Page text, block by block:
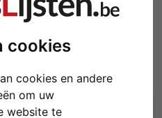
cookies
cookies en andere
om uw
website te